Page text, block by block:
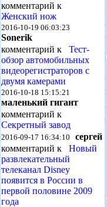
комментарий к
Женский нож
2016-10-19 06:03:23
Sonerik
комментарий к Тест-
обзор автомобильных
видеорегистраторов с
двумя камерами
2016-10-18 15:15:21
маленький гигант
комментарий к
Секретный завод
2016-09-17 16:34:10 сергей
комментарий к Новый
развлекательный
телеканал Disney
появится в России в
первой половине 2009
года